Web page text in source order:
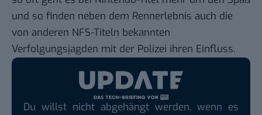
und so finden neben dem Rennerlebnis auch die
von anderen NFS-Titeln bekannten
Verfolgungsjagden mit der Polizei ihren Einfluss.
Du willst nicht abgehängt werden, wenn es